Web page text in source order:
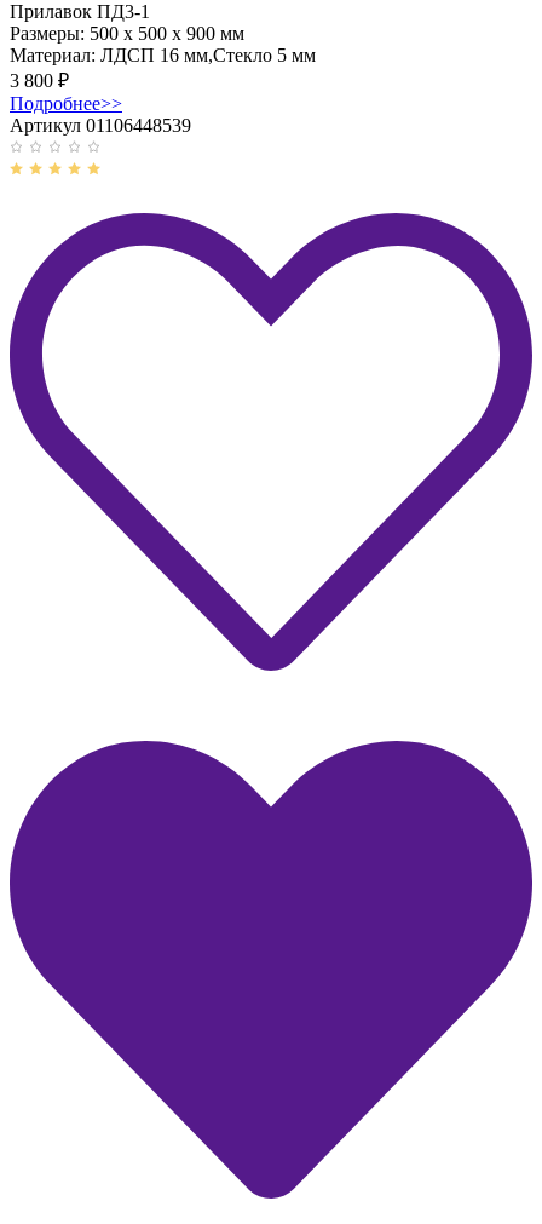
Прилавок ПД3-1
Размеры: 500 x 500 x 900 мм
Материал: ЛДСП 16 мм,Стекло 5 мм
3 800 ₽
Подробнее>>
Артикул 01106448539